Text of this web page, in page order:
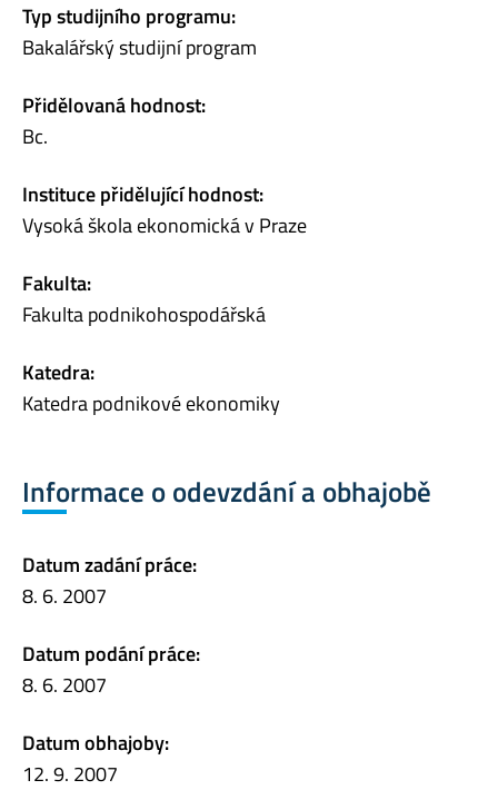
Typ studijního programu:
Bakalářský studijní program
Přidělovaná hodnost:
Bc.
Instituce přidělující hodnost:
Vysoká škola ekonomická v Praze
Fakulta:
Fakulta podnikohospodářská
Katedra:
Katedra podnikové ekonomiky
Informace o odevzdání a obhajobě
Datum zadání práce:
8. 6. 2007
Datum podání práce:
8. 6. 2007
Datum obhajoby:
12. 9. 2007